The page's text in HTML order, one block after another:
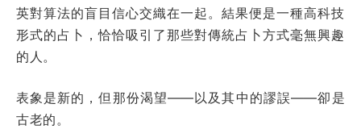
英對算法的盲目信心交織在一起。結果便是一種高科技
形式的占卜，恰恰吸引了那些對傳統占卜方式毫無興趣
的人。
表象是新的，但那份渴望——以及其中的謬誤——卻是
古老的。